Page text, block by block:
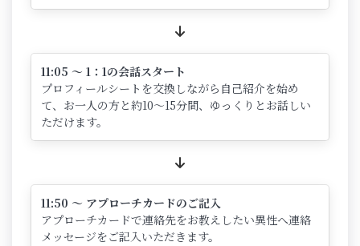
11:05 ～ 1：1の会話スタート
プロフィールシートを交換しながら自己紹介を始め
て、お一人の方と約10～15分間、ゆっくりとお話しい
ただけます。
11:50 ～ アプローチカードのご記入
アプローチカードで連絡先をお教えしたい異性へ連絡
メッセージをご記入いただきます。